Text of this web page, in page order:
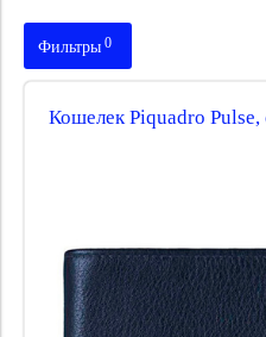
Фильтры 0
Кошелек Piquadro